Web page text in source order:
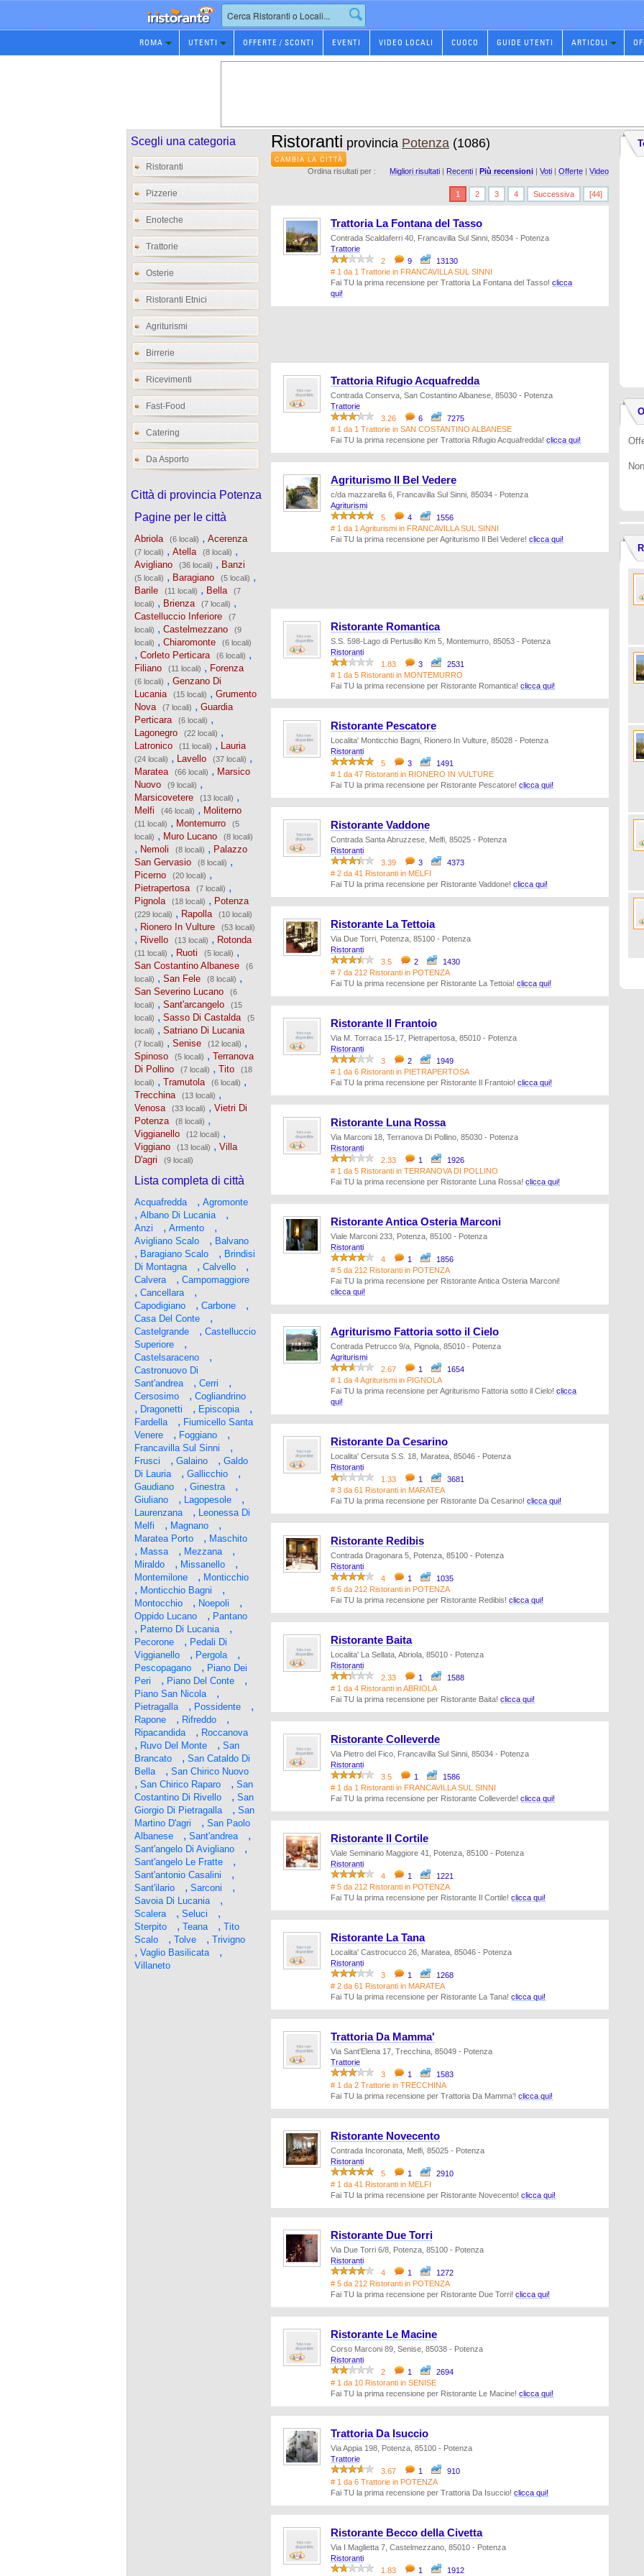
Prenotazione
Ristorante
ROMA UTENTI OFFERTE / SCONTI EVENTI VIDEO LOCALI CUOCO GUIDE UTENTI ARTICOLI
Scegli una categoria
Ristoranti
Pizzerie
Enoteche
Trattorie
Osterie
Ristoranti Etnici
Agriturismi
Birrerie
Ricevimenti
Fast-Food
Catering
Da Asporto
Città di provincia Potenza
Pagine per le città
Abriola (6 locali) , Acerenza
(7 locali) , Atella (8 locali) ,
Avigliano (36 locali) , Banzi
(5 locali) , Baragiano (5 locali) ,
Barile (11 locali) , Bella
(7
locali) , Brienza (7 locali) ,
Castelluccio Inferiore
(7
locali) , Castelmezzano
(9
locali) , Chiaromonte (6 locali)
, Corleto Perticara (6 locali) ,
Filiano (11 locali) , Forenza
(6 locali) , Genzano Di
Lucania
(15 locali) , Grumento
Nova
(7 locali) , Guardia
Perticara
(6 locali) ,
Lagonegro (22 locali) ,
Latronico (11 locali) , Lauria
(24 locali) , Lavello (37 locali) ,
Maratea (66 locali) , Marsico
Nuovo
(9 locali) ,
Marsicovetere (13 locali) ,
Melfi (46 locali) , Moliterno
(11 locali) , Montemurro
(5
locali) , Muro Lucano (8 locali)
, Nemoli (8 locali) , Palazzo
San Gervasio
(8 locali) ,
Picerno (20 locali) ,
Pietrapertosa (7 locali) ,
Pignola (18 locali) , Potenza
(229 locali) , Rapolla (10 locali)
, Rionero In Vulture (53 locali)
, Rivello (13 locali) , Rotonda
(11 locali) , Ruoti (5 locali) ,
San Costantino Albanese
(6
locali) , San Fele (8 locali) ,
San Severino Lucano
(6
locali) , Sant'arcangelo
(15
locali) , Sasso Di Castalda
(5
locali) , Satriano Di Lucania
(7 locali) , Senise (12 locali) ,
Spinoso (5 locali) , Terranova
Di Pollino
(7 locali) , Tito
(18
locali) , Tramutola (6 locali) ,
Trecchina (13 locali) ,
Venosa (33 locali) , Vietri Di
Potenza
(8 locali) ,
Viggianello (12 locali) ,
Viggiano (13 locali) , Villa
D'agri
(9 locali)
Lista completa di città
Acquafredda , Agromonte
, Albano Di Lucania ,
Anzi , Armento ,
Avigliano Scalo , Balvano
, Baragiano Scalo , Brindisi
Di Montagna
, Calvello ,
Calvera , Campomaggiore
, Cancellara ,
Capodigiano , Carbone ,
Casa Del Conte ,
Castelgrande , Castelluccio
Superiore
,
Castelsaraceno ,
Castronuovo Di
Sant'andrea
, Cerri ,
Cersosimo , Cogliandrino
, Dragonetti , Episcopia ,
Fardella , Fiumicello Santa
Venere
, Foggiano ,
Francavilla Sul Sinni ,
Frusci , Galaino , Galdo
Di Lauria
, Gallicchio ,
Gaudiano , Ginestra ,
Giuliano , Lagopesole ,
Laurenzana , Leonessa Di
Melfi
, Magnano ,
Maratea Porto , Maschito
, Massa , Mezzana ,
Miraldo , Missanello ,
Montemilone , Monticchio
, Monticchio Bagni ,
Montocchio , Noepoli ,
Oppido Lucano , Pantano
, Paterno Di Lucania ,
Pecorone , Pedali Di
Viggianello
, Pergola ,
Pescopagano , Piano Dei
Peri
, Piano Del Conte ,
Piano San Nicola ,
Pietragalla , Possidente ,
Rapone , Rifreddo ,
Ripacandida , Roccanova
, Ruvo Del Monte , San
Brancato
, San Cataldo Di
Bella
, San Chirico Nuovo
, San Chirico Raparo , San
Costantino Di Rivello
, San
Giorgio Di Pietragalla
, San
Martino D'agri
, San Paolo
Albanese
, Sant'andrea ,
Sant'angelo Di Avigliano ,
Sant'angelo Le Fratte ,
Sant'antonio Casalini ,
Sant'ilario , Sarconi ,
Savoia Di Lucania ,
Scalera , Seluci ,
Sterpito , Teana , Tito
Scalo
, Tolve , Trivigno
, Vaglio Basilicata ,
Villaneto
Ristoranti provincia Potenza (1086)
CAMBIA LA CITTÀ
Ordina risultati per : Migliori risultati | Recenti | Più recensioni | Voti | Offerte | Video
1 2 3 4 Successiva [44]
Trattoria La Fontana del Tasso
Contrada Scaldaferri 40, Francavilla Sul Sinni, 85034 - Potenza
Trattorie
2
9
13130
# 1 da 1 Trattorie in FRANCAVILLA SUL SINNI
Fai TU la prima recensione per Trattoria La Fontana del Tasso! clicca
qui!
Trattoria Rifugio Acquafredda
Contrada Conserva, San Costantino Albanese, 85030 - Potenza
Trattorie
3.26
6
7275
# 1 da 1 Trattorie in SAN COSTANTINO ALBANESE
Fai TU la prima recensione per Trattoria Rifugio Acquafredda! clicca qui!
Agriturismo Il Bel Vedere
c/da mazzarella 6, Francavilla Sul Sinni, 85034 - Potenza
Agriturismi
5
4
1556
# 1 da 1 Agriturismi in FRANCAVILLA SUL SINNI
Fai TU la prima recensione per Agriturismo Il Bel Vedere! clicca qui!
Ristorante Romantica
S.S. 598-Lago di Pertusillo Km 5, Montemurro, 85053 - Potenza
Ristoranti
1.83
3
2531
# 1 da 5 Ristoranti in MONTEMURRO
Fai TU la prima recensione per Ristorante Romantica! clicca qui!
Ristorante Pescatore
Localita' Monticchio Bagni, Rionero In Vulture, 85028 - Potenza
Ristoranti
5
3
1491
# 1 da 47 Ristoranti in RIONERO IN VULTURE
Fai TU la prima recensione per Ristorante Pescatore! clicca qui!
Ristorante Vaddone
Contrada Santa Abruzzese, Melfi, 85025 - Potenza
Ristoranti
3.39
3
4373
# 2 da 41 Ristoranti in MELFI
Fai TU la prima recensione per Ristorante Vaddone! clicca qui!
Ristorante La Tettoia
Via Due Torri, Potenza, 85100 - Potenza
Ristoranti
3.5
2
1430
# 7 da 212 Ristoranti in POTENZA
Fai TU la prima recensione per Ristorante La Tettoia! clicca qui!
Ristorante Il Frantoio
Via M. Torraca 15-17, Pietrapertosa, 85010 - Potenza
Ristoranti
3
2
1949
# 1 da 6 Ristoranti in PIETRAPERTOSA
Fai TU la prima recensione per Ristorante Il Frantoio! clicca qui!
Ristorante Luna Rossa
Via Marconi 18, Terranova Di Pollino, 85030 - Potenza
Ristoranti
2.33
1
1926
# 1 da 5 Ristoranti in TERRANOVA DI POLLINO
Fai TU la prima recensione per Ristorante Luna Rossa! clicca qui!
Ristorante Antica Osteria Marconi
Viale Marconi 233, Potenza, 85100 - Potenza
Ristoranti
4
1
1856
# 5 da 212 Ristoranti in POTENZA
Fai TU la prima recensione per Ristorante Antica Osteria Marconi!
clicca qui!
Agriturismo Fattoria sotto il Cielo
Contrada Petrucco 9/a, Pignola, 85010 - Potenza
Agriturismi
2.67
1
1654
# 1 da 4 Agriturismi in PIGNOLA
Fai TU la prima recensione per Agriturismo Fattoria sotto il Cielo! clicca
qui!
Ristorante Da Cesarino
Localita' Cersuta S.S. 18, Maratea, 85046 - Potenza
Ristoranti
1.33
1
3681
# 3 da 61 Ristoranti in MARATEA
Fai TU la prima recensione per Ristorante Da Cesarino! clicca qui!
Ristorante Redibis
Contrada Dragonara 5, Potenza, 85100 - Potenza
Ristoranti
4
1
1035
# 5 da 212 Ristoranti in POTENZA
Fai TU la prima recensione per Ristorante Redibis! clicca qui!
Ristorante Baita
Localita' La Sellata, Abriola, 85010 - Potenza
Ristoranti
2.33
1
1588
# 1 da 4 Ristoranti in ABRIOLA
Fai TU la prima recensione per Ristorante Baita! clicca qui!
Ristorante Colleverde
Via Pietro del Fico, Francavilla Sul Sinni, 85034 - Potenza
Ristoranti
3.5
1
1586
# 1 da 1 Ristoranti in FRANCAVILLA SUL SINNI
Fai TU la prima recensione per Ristorante Colleverde! clicca qui!
Ristorante Il Cortile
Viale Seminario Maggiore 41, Potenza, 85100 - Potenza
Ristoranti
4
1
1221
# 5 da 212 Ristoranti in POTENZA
Fai TU la prima recensione per Ristorante Il Cortile! clicca qui!
Ristorante La Tana
Localita' Castrocucco 26, Maratea, 85046 - Potenza
Ristoranti
3
1
1268
# 2 da 61 Ristoranti in MARATEA
Fai TU la prima recensione per Ristorante La Tana! clicca qui!
Trattoria Da Mamma'
Via Sant'Elena 17, Trecchina, 85049 - Potenza
Trattorie
3
1
1583
# 1 da 2 Trattorie in TRECCHINA
Fai TU la prima recensione per Trattoria Da Mamma'! clicca qui!
Ristorante Novecento
Contrada Incoronata, Melfi, 85025 - Potenza
Ristoranti
5
1
2910
# 1 da 41 Ristoranti in MELFI
Fai TU la prima recensione per Ristorante Novecento! clicca qui!
Ristorante Due Torri
Via Due Torri 6/8, Potenza, 85100 - Potenza
Ristoranti
4
1
1272
# 5 da 212 Ristoranti in POTENZA
Fai TU la prima recensione per Ristorante Due Torri! clicca qui!
Ristorante Le Macine
Corso Marconi 89, Senise, 85038 - Potenza
Ristoranti
2
1
2694
# 1 da 10 Ristoranti in SENISE
Fai TU la prima recensione per Ristorante Le Macine! clicca qui!
Trattoria Da Isuccio
Via Appia 198, Potenza, 85100 - Potenza
Trattorie
3.67
1
910
# 1 da 6 Trattorie in POTENZA
Fai TU la prima recensione per Trattoria Da Isuccio! clicca qui!
Ristorante Becco della Civetta
Via I Maglietta 7, Castelmezzano, 85010 - Potenza
Ristoranti
1.83
1 1912